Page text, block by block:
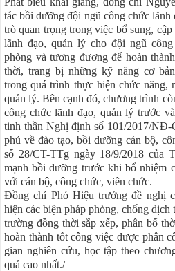
tác bồi dưỡng đội ngũ công chức lãnh
trò quan trọng trong việc bổ sung,
lãnh đạo, quản lý cho đội ngũ
phòng và tương đương để hoàn
thời, trang bị những kỹ năng cơ
trong quá trình thực hiện chức năng,
quản lý. Bên cạnh đó, chương trình
công chức lãnh đạo, quản lý trước
tinh thần Nghị định số 101/2017/NĐ-
phủ về đào tạo, bồi dưỡng cán bộ,
số 28/CT-TTg ngày 18/9/2018 của
mạnh bồi dưỡng trước khi bổ nhiệm
với cán bộ, công chức, viên chức.
Đồng chí Phó Hiệu trưởng đề nghị
hiện các biện pháp phòng, chống
trường đồng thời sắp xếp, phân bổ
hoàn thành tốt công việc được phân
gian nghiên cứu, học tập theo
quả cao nhất./